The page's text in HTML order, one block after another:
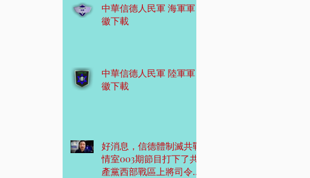
中華信德人民軍 海軍軍
徽下載
中華信德人民軍 陸軍軍
徽下載
好消息，信德體制滅共戰
情室003期節目打下了共
產黨西部戰區上將司令